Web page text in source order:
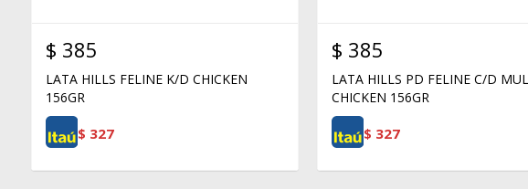
$ 385
LATA HILLS FELINE K/D CHICKEN
156GR
$ 327
$ 385
LATA HILLS PD FELINE C/D
CHICKEN 156GR
$ 327